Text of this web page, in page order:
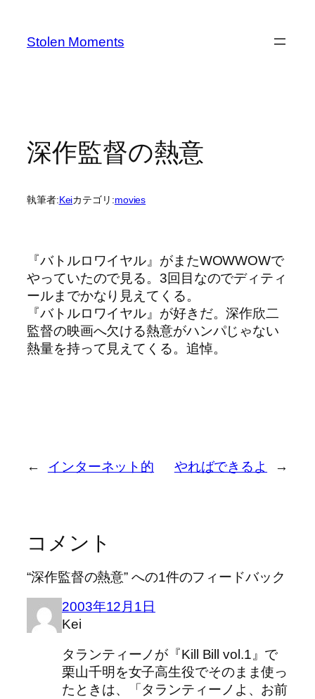
Stolen Moments
深作監督の熱意
執筆者:Keiカテゴリ:movies
『バトルロワイヤル』がまたWOWWOWで
やっていたので見る。3回目なのでディティ
ールまでかなり見えてくる。
『バトルロワイヤル』が好きだ。深作欣二
監督の映画へ欠ける熱意がハンパじゃない
熱量を持って見えてくる。追悼。
← インターネット的 やればできるよ →
コメント
“深作監督の熱意” への1件のフィードバック
2003年12月1日
Kei
タランティーノが『Kill Bill vol.1』で
栗山千明を女子高生役でそのまま使っ
たときは、「タランティーノよ、お前